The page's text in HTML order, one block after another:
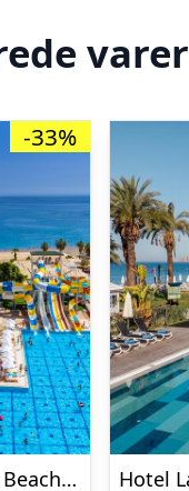
varer
-33%
Mira Meridia Beach Resort Hotel